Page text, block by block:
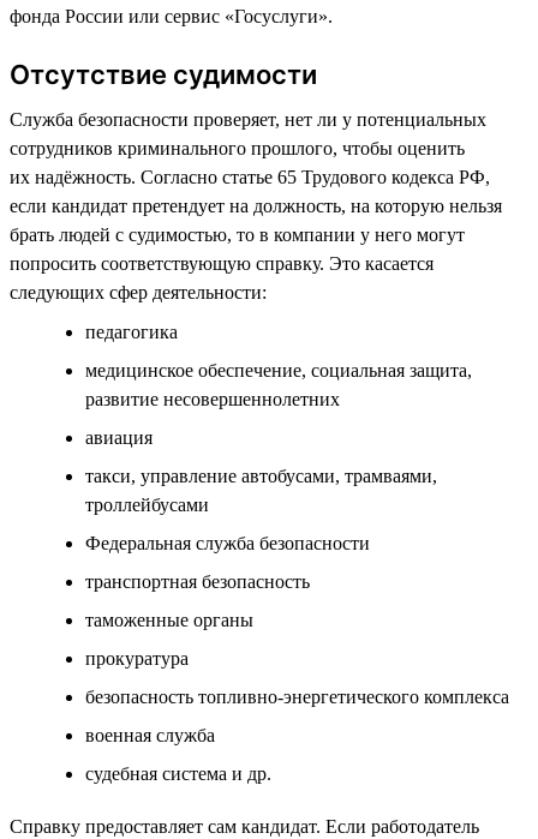
фонда России или сервис «Госуслуги».
Отсутствие судимости
Служба безопасности проверяет, нет ли у потенциальных
сотрудников криминального прошлого, чтобы оценить
их надёжность. Согласно статье 65 Трудового кодекса РФ,
если кандидат претендует на должность, на которую нельзя
брать людей с судимостью, то в компании у него могут
попросить соответствующую справку. Это касается
следующих сфер деятельности:
педагогика
медицинское обеспечение, социальная защита,
развитие несовершеннолетних
авиация
такси, управление автобусами, трамваями,
троллейбусами
Федеральная служба безопасности
транспортная безопасность
таможенные органы
прокуратура
безопасность топливно-энергетического комплекса
военная служба
судебная система и др.
Справку предоставляет сам кандидат. Если работодатель